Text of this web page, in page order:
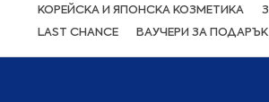
КОРЕЙСКА И ЯПОНСКА КОЗМЕТИКА
LAST CHANCE
ВАУЧЕРИ ЗА ПОДАРЪК